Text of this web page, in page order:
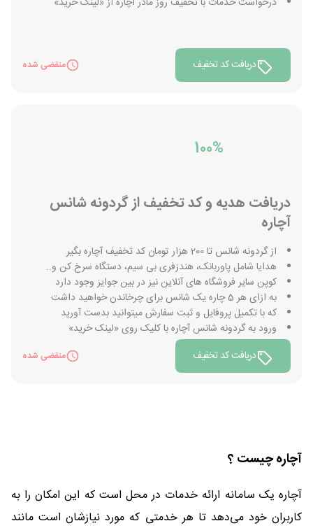
دریافت کد تخفیف منقضی شده
100%
دریافت هدیه و کد تخفیف از گردونه شانس
آچاره
از گردونه شانس تا 200 هزار تومان کد تخفیف آچاره بگیر
هدایا شامل پاوربانک، هندزفری بی سیم، دستگاه سرخ کن و..
کوپن سایر فروشگاه های آنلاین نیز در بین جوایز وجود دارد
به ازای هر 5 چاره یک شانس برای چرخاندن خواهید داشت
که با تکمیل پروفایل و ثبت سفارش میتوانید بدست آورید
ورود به گردونه شانس آچاره با کلیک روی «لینک خرید»
دریافت کد تخفیف
منقضی شده
آچاره چیست ؟
آچاره یک سامانه ارائه خدمات در محل است که این امکان را به
کاربران خود می‌دهد تا هر خدمتی که مورد نیازشان است مانند